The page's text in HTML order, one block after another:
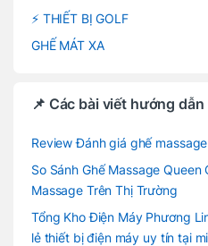
⚡ THIẾT BỊ GOLF
GHẾ MÁT XA
📌 Các bài viết hướng dẫn
Review Đánh giá ghế
So Sánh Ghế Massage Queen
Massage Trên Thị Trường
Tổng Kho Điện Máy Phương
lẻ thiết bị điện máy uy tín tại